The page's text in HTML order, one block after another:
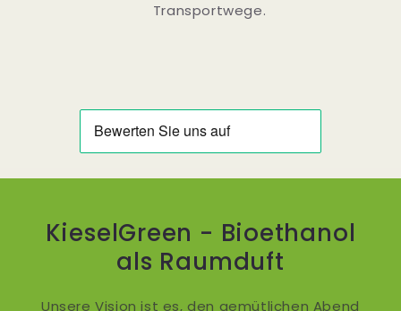
Transportwege.
KieselGreen - Bioethanol
als Raumduft
Unsere Vision ist es, den gemütlichen Abend